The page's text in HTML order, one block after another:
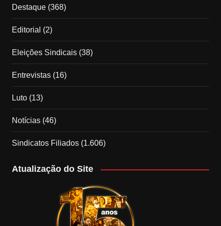
Destaque(368)
Editorial (2)
Eleições Sindicais(38)
Entrevistas(16)
Luto(13)
Notícias(46)
Sindicatos Filiados(1.606)
Atualização do Site